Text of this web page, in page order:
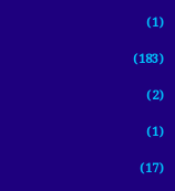
(1)
(183)
(2)
(1)
(17)